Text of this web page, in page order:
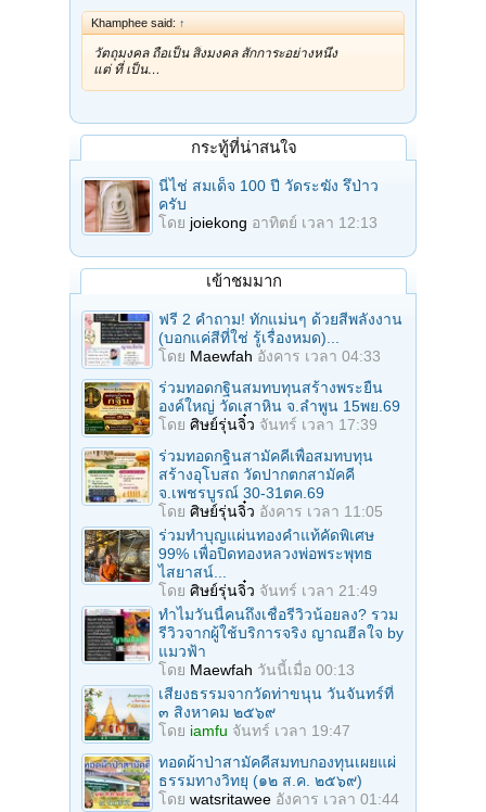
Khamphee said: ↑
วัตถุมงคล ถือเป็น สิ่งมงคล สักการะอย่างหนึ่ง
แต่ ที่ เป็น…
กระทู้ที่น่าสนใจ
นี่ไช่ สมเด็จ 100 ปี วัดระฆัง รึป่าว
ครับ
โดย joiekong อาทิตย์ เวลา 12:13
เข้าชมมาก
ฟรี 2 คำถาม! ทักแม่นๆ ด้วยสีพลังงาน
(บอกแค่สีที่ใช่ รู้เรื่องหมด)...
โดย Maewfah อังคาร เวลา 04:33
ร่วมทอดกฐินสมทบทุนสร้างพระยืน
องค์ใหญ่ วัดเสาหิน จ.ลําพูน 15พย.69
โดย ศิษย์รุ่นจิ๋ว จันทร์ เวลา 17:39
ร่วมทอดกฐินสามัคคีเพื่อสมทบทุน
สร้างอุโบสถ วัดปากตกสามัคคี
จ.เพชรบูรณ์ 30-31ตค.69
โดย ศิษย์รุ่นจิ๋ว อังคาร เวลา 11:05
ร่วมทําบุญแผ่นทองคำแท้คัดพิเศษ
99% เพื่อปิดทองหลวงพ่อพระพุทธ
ไสยาสน์...
โดย ศิษย์รุ่นจิ๋ว จันทร์ เวลา 21:49
ทำไมวันนี้คนถึงเชื่อรีวิวน้อยลง? รวม
รีวิวจากผู้ใช้บริการจริง ญาณฮีลใจ by
แมวฟ้า
โดย Maewfah วันนี้เมื่อ 00:13
เสียงธรรมจากวัดท่าขนุน วันจันทร์ที่
๓ สิงหาคม ๒๕๖๙
โดย iamfu จันทร์ เวลา 19:47
ทอดผ้าป่าสามัคคีสมทบกองทุนเผยแผ่
ธรรมทางวิทยุ (๑๒ ส.ค. ๒๕๖๙)
โดย watsritawee อังคาร เวลา 01:44